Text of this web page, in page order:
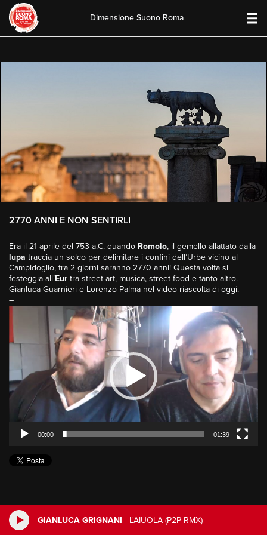
GIANLUCA GRIGNANI - L'AIUOLA (P2P RMX)
content
Dimensione Suono Roma
2770 ANNI E NON SENTIRLI
Era il 21 aprile del 753 a.C. quando Romolo, il gemello allattato dalla
lupa traccia un solco per delimitare i confini dell’Urbe vicino al
Campidoglio, tra 2 giorni saranno 2770 anni! Questa volta si
festeggia all’Eur tra street art, musica, street food e tanto altro.
Gianluca Guarnieri e Lorenzo Palma nel video riascolta di oggi.
–
00:00 01:39